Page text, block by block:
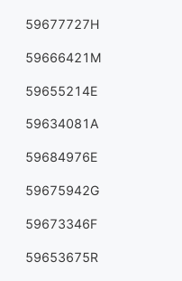
59677727H
59666421M
59655214E
59634081A
59684976E
59675942G
59673346F
59653675R